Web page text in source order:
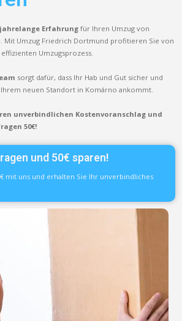
jahrelange Erfahrung für Ihren Umzug von
Mit Umzug Friedrich Dortmund profitieren Sie von
Umzugsprozess.
sorgt dafür, dass Ihr Hab und Gut sicher und
neuen Standort in Komárno ankommt.
unverbindlichen Kostenvoranschlag und
50€!
und 50€ sparen!
mit uns und erhalten Sie Ihr unverbindliches